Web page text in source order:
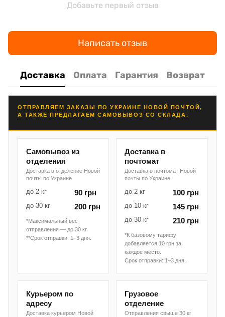
Добавьте первый отзыв
Написать отзыв
Доставка Оплата Гарантия Возврат
ОТПРАВЛЯЕМ ЗАКАЗЫ ПО УКРАИНЕ НОВОЙ ПОЧТОЙ,
А ТАКЖЕ ПРЕДЛАГАЕМ САМОВЫВОЗ СО СКЛАДА.
Самовывоз из
отделения
Доставка в отделение Новой
почты по Украине
до 2 кг 90 грн
до 30 кг 200 грн
*Максимальный вес
отправления — до 30 кг.
**Срок отправки: 1–3 дня.
Доставка в
почтомат
Доставка в почтомат Новой
почты по Украине
до 2 кг 100 грн
до 10 кг 145 грн
до 30 кг 210 грн
*К базовому тарифу
добавляется 10 грн за
каждое место.
Срок отправки: 1–3 дня.
Курьером по
адресу
Доставка курьером Новой
Грузовое
отделение
Отправления свыше 30 кг